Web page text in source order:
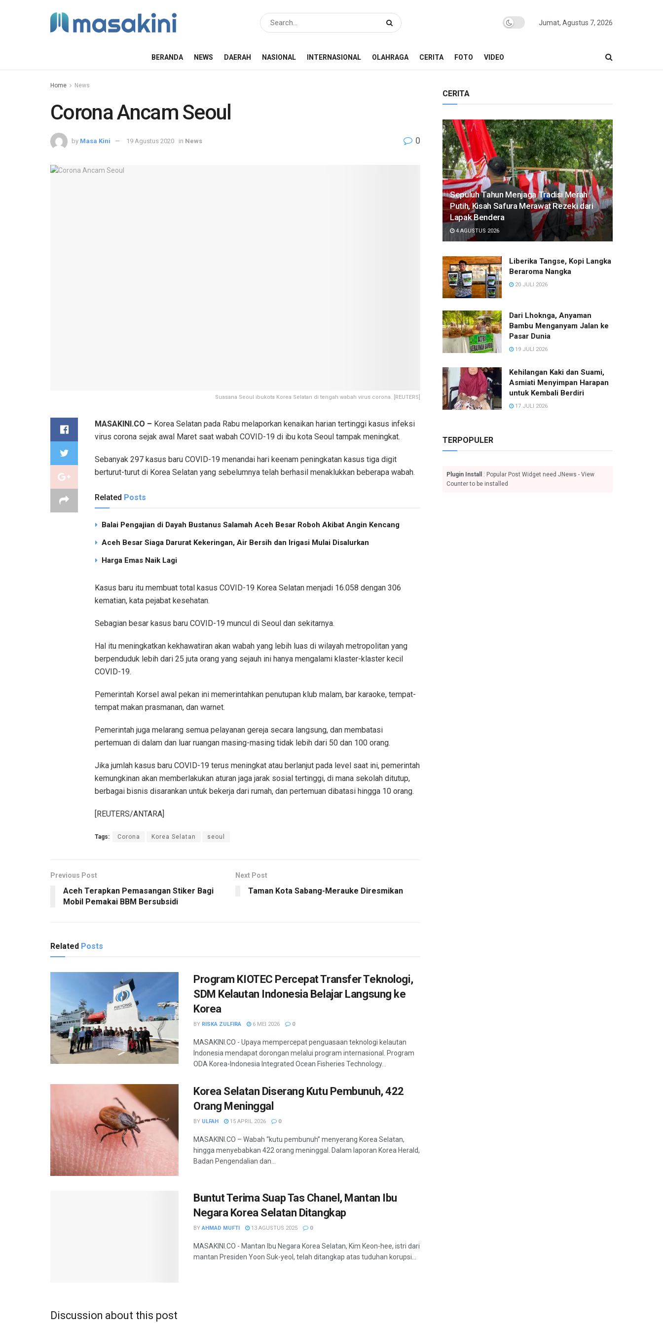
Jumat, Agustus 7, 2026
BERANDA NEWS DAERAH NASIONAL INTERNASIONAL OLAHRAGA CERITA FOTO VIDEO
Home News
Corona Ancam Seoul
by Masa Kini 19 Agustus 2020 in News 0
Suasana Seoul ibukota Korea Selatan di tengah wabah virus corona. [REUTERS]
MASAKINI.CO – Korea Selatan pada Rabu melaporkan kenaikan harian tertinggi kasus infeksi
virus corona sejak awal Maret saat wabah COVID-19 di ibu kota Seoul tampak meningkat.
Sebanyak 297 kasus baru COVID-19 menandai hari keenam peningkatan kasus tiga digit
berturut-turut di Korea Selatan yang sebelumnya telah berhasil menaklukkan beberapa wabah.
Related Posts
Balai Pengajian di Dayah Bustanus Salamah Aceh Besar Roboh Akibat Angin Kencang
Aceh Besar Siaga Darurat Kekeringan, Air Bersih dan Irigasi Mulai Disalurkan
Harga Emas Naik Lagi
Kasus baru itu membuat total kasus COVID-19 Korea Selatan menjadi 16.058 dengan 306
kematian, kata pejabat kesehatan.
Sebagian besar kasus baru COVID-19 muncul di Seoul dan sekitarnya.
Hal itu meningkatkan kekhawatiran akan wabah yang lebih luas di wilayah metropolitan yang
berpenduduk lebih dari 25 juta orang yang sejauh ini hanya mengalami klaster-klaster kecil
COVID-19.
Pemerintah Korsel awal pekan ini memerintahkan penutupan klub malam, bar karaoke, tempat-
tempat makan prasmanan, dan warnet.
Pemerintah juga melarang semua pelayanan gereja secara langsung, dan membatasi
pertemuan di dalam dan luar ruangan masing-masing tidak lebih dari 50 dan 100 orang.
Jika jumlah kasus baru COVID-19 terus meningkat atau berlanjut pada level saat ini, pemerintah
kemungkinan akan memberlakukan aturan jaga jarak sosial tertinggi, di mana sekolah ditutup,
berbagai bisnis disarankan untuk bekerja dari rumah, dan pertemuan dibatasi hingga 10 orang.
[REUTERS/ANTARA]
Tags: Corona Korea Selatan seoul
Previous Post
Aceh Terapkan Pemasangan Stiker Bagi
Mobil Pemakai BBM Bersubsidi
Next Post
Taman Kota Sabang-Merauke Diresmikan
Related Posts
Program KIOTEC Percepat Transfer Teknologi,
SDM Kelautan Indonesia Belajar Langsung ke
Korea
BY RISKA ZULFIRA 6 MEI 2026 0
MASAKINI.CO - Upaya mempercepat penguasaan teknologi kelautan
Indonesia mendapat dorongan melalui program internasional. Program
ODA Korea-Indonesia Integrated Ocean Fisheries Technology...
Korea Selatan Diserang Kutu Pembunuh, 422
Orang Meninggal
BY ULFAH 15 APRIL 2026 0
MASAKINI.CO – Wabah “kutu pembunuh” menyerang Korea Selatan,
hingga menyebabkan 422 orang meninggal. Dalam laporan Korea Herald,
Badan Pengendalian dan...
Buntut Terima Suap Tas Chanel, Mantan Ibu
Negara Korea Selatan Ditangkap
BY AHMAD MUFTI 13 AGUSTUS 2025 0
MASAKINI.CO - Mantan Ibu Negara Korea Selatan, Kim Keon-hee, istri dari
mantan Presiden Yoon Suk-yeol, telah ditangkap atas tuduhan korupsi...
Discussion about this post
CERITA
Sepuluh Tahun Menjaga Tradisi Merah
Putih, Kisah Safura Merawat Rezeki dari
Lapak Bendera
4 AGUSTUS 2026
Liberika Tangse, Kopi Langka
Beraroma Nangka
20 JULI 2026
Dari Lhoknga, Anyaman
Bambu Menganyam Jalan ke
Pasar Dunia
19 JULI 2026
Kehilangan Kaki dan Suami,
Asmiati Menyimpan Harapan
untuk Kembali Berdiri
17 JULI 2026
TERPOPULER
Plugin Install
: Popular Post Widget need JNews - View
Counter to be installed